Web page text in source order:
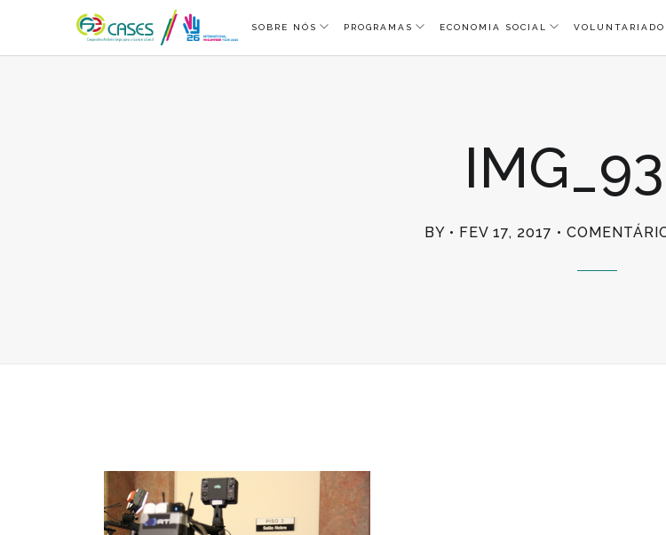
SOBRE NÓS PROGRAMAS ECONOMIA SOCIAL VOLUNTARIADO
BY FEV 17, 2017